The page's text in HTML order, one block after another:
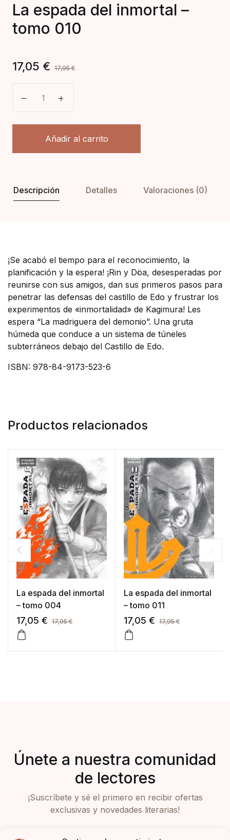
La espada del inmortal –
tomo 010
17,05 € 17,95€
Añadir al carrito
Descripción Detalles Valoraciones (0)
¡Se acabó el tiempo para el reconocimiento, la
planificación y la espera! ¡Rin y Döa, desesperadas por
reunirse con sus amigos, dan sus primeros pasos para
penetrar las defensas del castillo de Edo y frustrar los
experimentos de «inmortalidad» de Kagimura! Les
espera “La madriguera del demonio”. Una gruta
húmeda que conduce a un sistema de túneles
subterráneos debajo del Castillo de Edo.
ISBN: 978-84-9173-523-6
Productos relacionados
La espada del inmortal
– tomo 004
17,05 € 17,95€
La espada del inmortal
– tomo 011
17,05 € 17,95€
Únete a nuestra comunidad
de lectores
¡Suscríbete y sé el primero en recibir ofertas
exclusivas y novedades literarias!